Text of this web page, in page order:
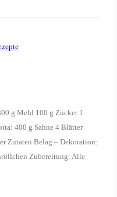
g Mehl 100 g Zucker 1
400 g Sahne 4 Blätter
Zutaten Belag – Dekoration:
Zubereitung: Alle